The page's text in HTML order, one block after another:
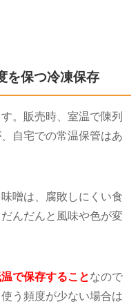
を保つ冷凍保存
。販売時、室温で陳列
自宅での常温保管はあ
噌は、腐敗しにくい食
んだんと風味や色が変
で保存することなので
う頻度が少ない場合は